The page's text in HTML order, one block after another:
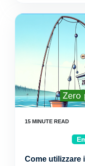
Come utilizzare